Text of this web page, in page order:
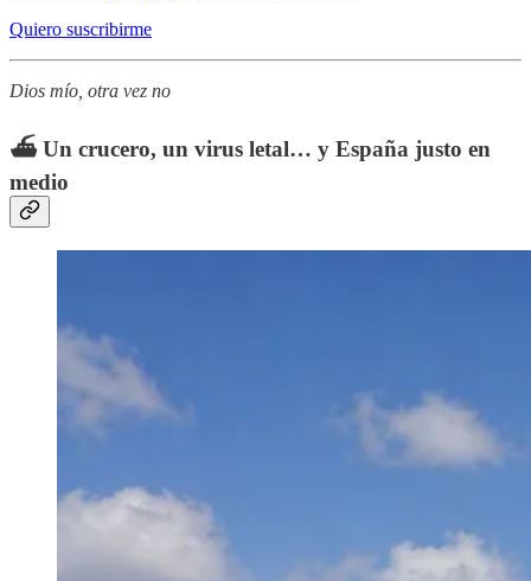
Quiero suscribirme
Dios mío, otra vez no
⛴️Un crucero, un virus letal… y España justo en
medio